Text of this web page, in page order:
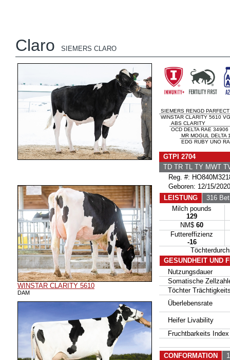
Claro SIEMERS CLARO
WINSTAR CLARITY 5610
DAM
SIEMERS RENGD PARFECT
WINSTAR CLARITY 5610
ABS CLARITY
OCD DELTA RAE
MR MOGUL DELTA
EDG RUBY UNO
GTPI 2704
TD TR TL TY MWT
Reg. #:
Geboren: 12/15/2020
LEISTUNG
316
Milch pounds
129
NM$ 60
Futtereffizienz
-16
GESUNDHEIT UND
Nutzungsdauer
Somatische
Töchter
Überlebensrate
Heifer Livability
Fruchtbarkeits Index
CONFORMATION